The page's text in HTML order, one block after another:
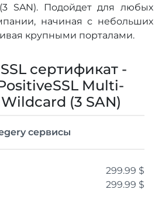
SAN). Подойдет для любых
начиная с небольших
крупными порталами.
сертификат -
Multi-
(3 SAN)
сервисы
299.99 $
299.99 $